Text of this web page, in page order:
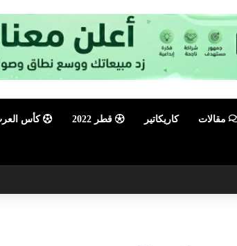
مقالات كاريكاتير قطر 2022 كأس